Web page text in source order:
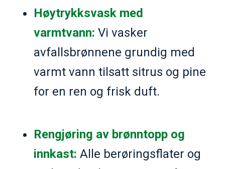
Høytrykksvask med
varmtvann: Vi vasker
avfallsbrønnene grundig med
varmt vann tilsatt sitrus og pine
for en ren og frisk duft.
Rengjøring av brønntopp og
innkast: Alle berøringsflater og